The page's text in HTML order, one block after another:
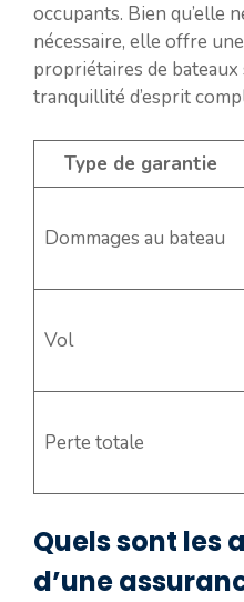
occupants. Bien qu’elle
nécessaire, elle offre
propriétaires de
tranquillité d’esprit
Type de garantie
Dommages au bateau
Vol
Perte totale
Quels sont les
d’une